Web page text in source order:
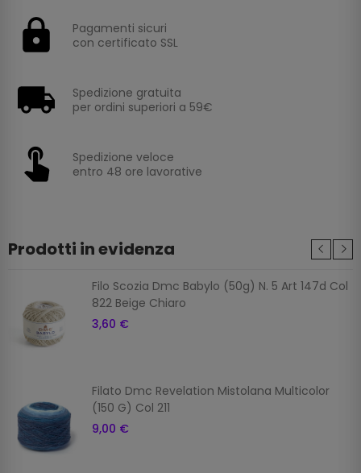
Pagamenti sicuri
con certificato SSL
Spedizione gratuita
per ordini superiori a 59€
Spedizione veloce
entro 48 ore lavorative
Prodotti in evidenza
Filo Scozia Dmc Babylo (50g) N. 5 Art 147d Col
822 Beige Chiaro
3,60 €
Filato Dmc Revelation Mistolana Multicolor
(150 G) Col 211
9,00 €